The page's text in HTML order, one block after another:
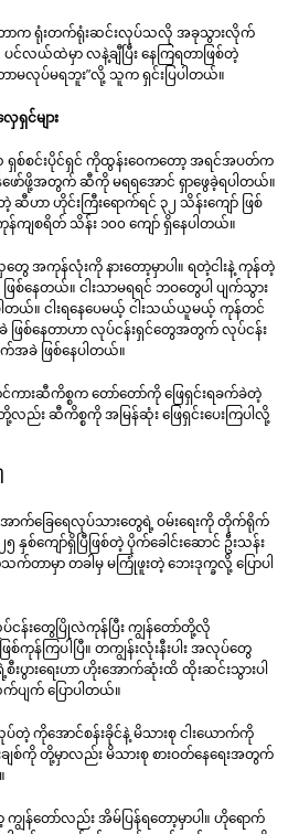
တာက ရုံးတက်ရုံးဆင်းလုပ်သလို အခုသွားလိုက်
လယ်ထဲမှာ လနဲ့ချီပြီး နေကြရတာဖြစ်တဲ့
လုပ်မရဘူး”လို့ သူက ရှင်းပြပါတယ်။
ရှင်များ
ရှစ်စင်းပိုင်ရှင် ကိုထွန်းဝေကတော့ အရင်အပတ်က
န်ဖော်ဖို့အတွက် ဆီကို မရရအောင် ရှာဖွေခဲ့ရပါတယ်။
ဟာ ဟိုင်းကြီးရောက်ရင် ၃၂ သိန်းကျော် ဖြစ်
ကျစရိတ် သိန်း ၁၀၀ ကျော် ရှိနေပါတယ်။
တွေ အကုန်လုံးကို နားတော့မှာပါ။ ရတဲ့ငါးနဲ့ ကုန်တဲ့
စ်နေတယ်။ ငါးသာမရရင် ဘဝတွေပါ ပျက်သွား
ယ်။ ငါးရနေပေမယ့် ငါးသယ်ယူမယ့် ကုန်တင်
စ်နေတာဟာ လုပ်ငန်းရှင်တွေအတွက် လုပ်ငန်း
ခဲ ဖြစ်နေပါတယ်။
င်ကားဆီကိစ္စက တော်တော်ကို ဖြေရှင်းရခက်ခဲတဲ့
လည်း ဆီကိစ္စကို အမြန်ဆုံး ဖြေရှင်းပေးကြပါလို့
ာက်ခြေရေလုပ်သားတွေရဲ့ ဝမ်းရေးကို တိုက်ရိုက်
ကျော်ရှိပြီဖြစ်တဲ့ ပိုက်ခေါင်းဆောင် ဦးသန်း
ာမှာ တခါမှ မကြုံဖူးတဲ့ ဘေးဒုက္ခလို့ ပြောပါ
ပ်ငန်းတွေပြိုလဲကုန်ပြီး ကျွန်တော်တို့လို
န်ကြပါပြီ။ တကျွန်းလုံးနီးပါး အလုပ်တွေ
းရေးဟာ ဟိုးအောက်ဆုံးထိ ထိုးဆင်းသွားပါ
ပျက် ပြောပါတယ်။
ကိုအောင်စန်းခိုင်နဲ့ မိသားစု ငါးယောက်ကို
ျစ်ကို တို့မှာလည်း မိသားစု စားဝတ်နေရေးအတွက်
န်တော်လည်း အိမ်ပြန်ရတော့မှာပါ။ ဟိုရောက်